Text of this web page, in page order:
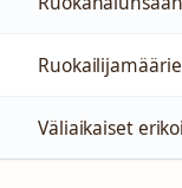
Väliaikaiset